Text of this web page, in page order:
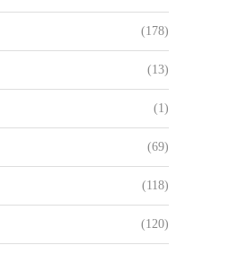
(178)
(13)
(1)
(69)
(118)
(120)